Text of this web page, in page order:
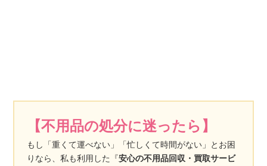
【不用品の処分に迷ったら】
もし「重くて運べない」「忙しくて時間がない」とお困
りなら、私も利用した『安心の不用品回収・買取サービ